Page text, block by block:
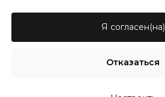
© CONCEPT MARKET, 2026
ПУБЛИЧНАЯ ОФЕРТАЯ согласен(на)
Отказаться